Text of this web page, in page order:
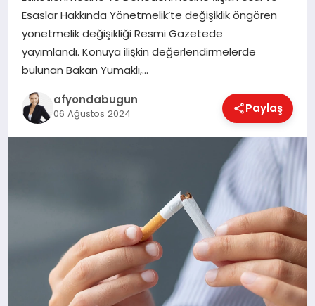
MAGAZIN
SAĞLIK
SIYASET
Esaslar Hakkında Yönetmelik’te değişiklik öngören
yönetmelik değişikliği Resmi Gazetede
yayımlandı. Konuya ilişkin değerlendirmelerde
bulunan Bakan Yumaklı,…
afyondabugun
06 Ağustos 2024 Paylaş